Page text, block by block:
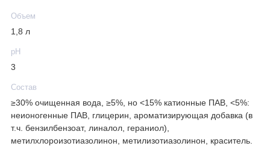
Объем
1,8 л
рН
3
Состав
≥30% очищенная вода, ≥5%, но <15% катионные ПАВ, <5%:
неионогенные ПАВ, глицерин, ароматизирующая добавка (в
т.ч. бензилбензоат, линалол, гераниол),
метилхлороизотиазолинон, метилизотиазолинон, краситель.